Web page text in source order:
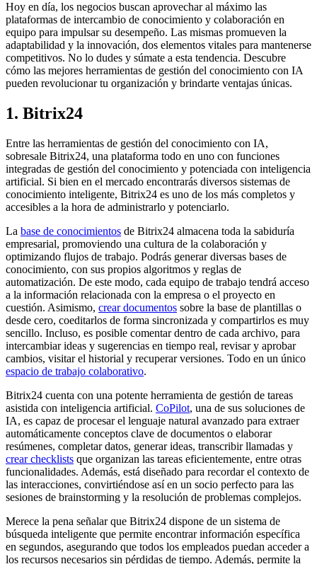
Hoy en día, los negocios buscan aprovechar al máximo las
plataformas de intercambio de conocimiento y colaboración en
equipo para impulsar su desempeño. Las mismas promueven la
adaptabilidad y la innovación, dos elementos vitales para mantenerse
competitivos. No lo dudes y súmate a esta tendencia. Descubre
cómo las mejores herramientas de gestión del conocimiento con IA
pueden revolucionar tu organización y brindarte ventajas únicas.
1. Bitrix24
Entre las herramientas de gestión del conocimiento con IA,
sobresale Bitrix24, una plataforma todo en uno con funciones
integradas de gestión del conocimiento y potenciada con inteligencia
artificial. Si bien en el mercado encontrarás diversos sistemas de
conocimiento inteligente, Bitrix24 es uno de los más completos y
accesibles a la hora de administrarlo y potenciarlo.
La base de conocimientos de Bitrix24 almacena toda la sabiduría
empresarial, promoviendo una cultura de la colaboración y
optimizando flujos de trabajo. Podrás generar diversas bases de
conocimiento, con sus propios algoritmos y reglas de
automatización. De este modo, cada equipo de trabajo tendrá acceso
a la información relacionada con la empresa o el proyecto en
cuestión. Asimismo, crear documentos sobre la base de plantillas o
desde cero, coeditarlos de forma sincronizada y compartirlos es muy
sencillo. Incluso, es posible comentar dentro de cada archivo, para
intercambiar ideas y sugerencias en tiempo real, revisar y aprobar
cambios, visitar el historial y recuperar versiones. Todo en un único
espacio de trabajo colaborativo.
Bitrix24 cuenta con una potente herramienta de gestión de tareas
asistida con inteligencia artificial. CoPilot, una de sus soluciones de
IA, es capaz de procesar el lenguaje natural avanzado para extraer
automáticamente conceptos clave de documentos o elaborar
resúmenes, completar datos, generar ideas, transcribir llamadas y
crearchecklists que organizan las tareas eficientemente, entre otras
funcionalidades. Además, está diseñado para recordar el contexto de
las interacciones, convirtiéndose así en un socio perfecto para las
sesiones de brainstorming y la resolución de problemas complejos.
Merece la pena señalar que Bitrix24 dispone de un sistema de
búsqueda inteligente que permite encontrar información específica
en segundos, asegurando que todos los empleados puedan acceder a
los recursos necesarios sin pérdidas de tiempo. Además, permite la